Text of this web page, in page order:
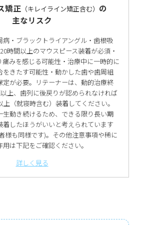
矯正（キレイライン矯正含む） の
主なリスク
病・ブラックトライアングル・歯根吸
時間以上のマウスピース装着が必須・
痛みを感じる可能性・治療中に一時的に
をきたす可能性・動かした歯や歯周組
定が必要。リテーナーは、動的治療終
上、歯列に後戻りが認められなければ
（就寝時含む）装着してください。
生動き続けるため、できる限り長い期
着したほうがいいと考えられています
様も同様です)。その他注意事項や稀に
は下記をご確認ください。
詳しく見る